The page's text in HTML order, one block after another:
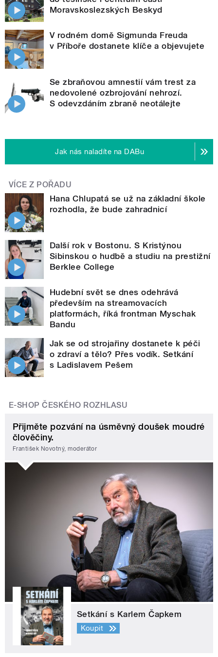
Moravskoslezských Beskyd
V rodném domě Sigmunda Freuda
v Příboře dostanete klíče a objevujete
Se zbraňovou amnestií vám trest za
nedovolené ozbrojování nehrozí.
S odevzdáním zbraně neotálejte
Jak nás naladíte na DABu
VÍCE Z POŘADU
Hana Chlupatá se už na základní škole
rozhodla, že bude zahradnicí
Další rok v Bostonu. S Kristýnou
Sibinskou o hudbě a studiu na prestižní
Berklee College
Hudební svět se dnes odehrává
především na streamovacích
platformách, říká frontman Myschak
Bandu
Jak se od strojařiny dostanete k péči
o zdraví a tělo? Přes vodík. Setkání
s Ladislavem Pešem
E-SHOP ČESKÉHO ROZHLASU
Přijměte pozvání na úsměvný doušek moudré
člověčiny.
František Novotný, moderátor
Setkání s Karlem Čapkem
Koupit